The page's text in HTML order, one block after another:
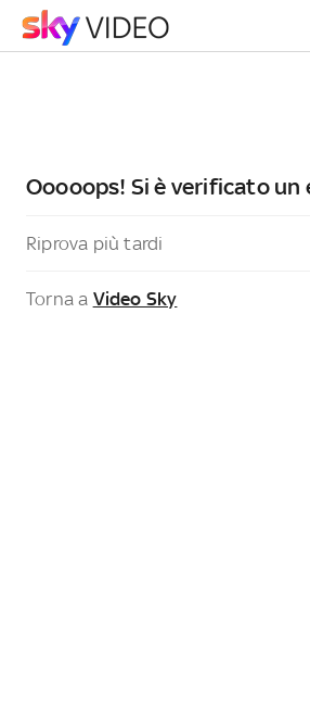
Ooooops! Si è verificato un
Riprova più tardi
Torna a Video Sky